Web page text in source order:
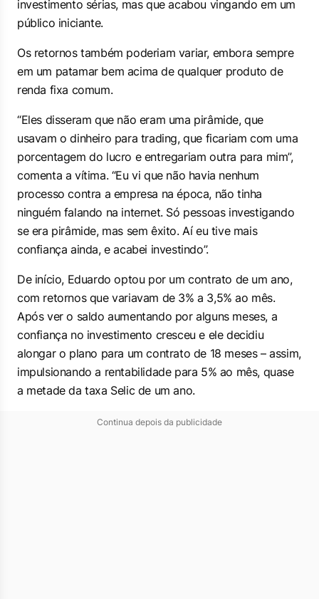
investimento sérias, mas que acabou vingando em um
público iniciante.
Os retornos também poderiam variar, embora sempre
em um patamar bem acima de qualquer produto de
renda fixa comum.
“Eles disseram que não eram uma pirâmide, que
usavam o dinheiro para trading, que ficariam com uma
porcentagem do lucro e entregariam outra para mim”,
comenta a vítima. “Eu vi que não havia nenhum
processo contra a empresa na época, não tinha
ninguém falando na internet. Só pessoas investigando
se era pirâmide, mas sem êxito. Aí eu tive mais
confiança ainda, e acabei investindo”.
De início, Eduardo optou por um contrato de um ano,
com retornos que variavam de 3% a 3,5% ao mês.
Após ver o saldo aumentando por alguns meses, a
confiança no investimento cresceu e ele decidiu
alongar o plano para um contrato de 18 meses – assim,
impulsionando a rentabilidade para 5% ao mês, quase
a metade da taxa Selic de um ano.
Continua depois da publicidade